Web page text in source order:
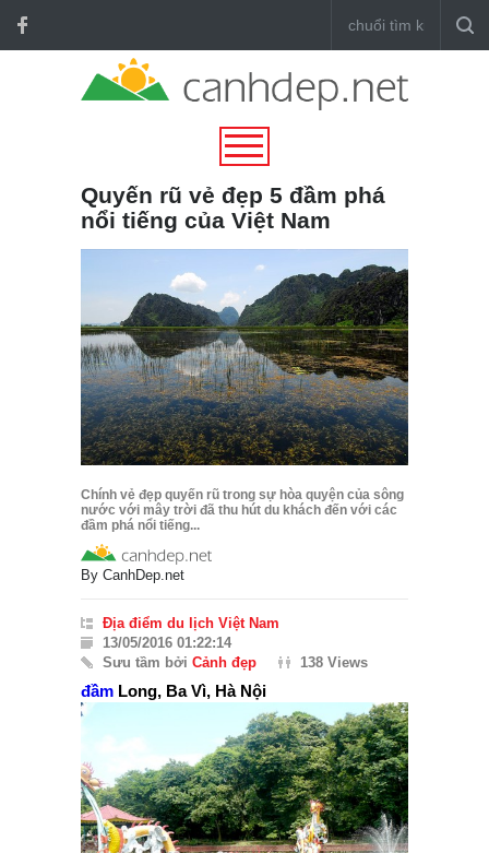
Quyến rũ vẻ đẹp 5 đầm phá
nổi tiếng của Việt Nam
Chính vẻ đẹp quyến rũ trong sự hòa quyện của sông
nước với mây trời đã thu hút du khách đến với các
đầm phá nổi tiếng...
By CanhDep.net
Địa điểm du lịch Việt Nam
13/05/2016 01:22:14
Sưu tầm bởi Cảnh đẹp 138 Views
đầm Long, Ba Vì, Hà Nội